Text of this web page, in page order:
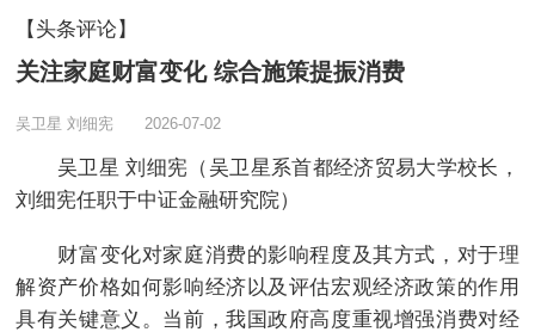
【头条评论】
关注家庭财富变化 综合施策提振消费
吴卫星 刘细宪 2026-07-02
吴卫星 刘细宪（吴卫星系首都经济贸易大学校长，
刘细宪任职于中证金融研究院）
财富变化对家庭消费的影响程度及其方式，对于理
解资产价格如何影响经济以及评估宏观经济政策的作用
具有关键意义。当前，我国政府高度重视增强消费对经